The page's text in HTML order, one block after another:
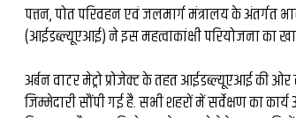
पत्तन, पोत परिवहन एवं जलमार्ग मंत्रालय के अंतर्गत
(आईडब्ल्यूएआई) ने इस महत्वाकांक्षी परियोजना का
अर्बन वाटर मेट्रो प्रोजेक्ट के तहत आईडब्ल्यूएआई की
जिम्मेदारी सौंपी गई है. सभी शहरों में सर्वेक्षण का